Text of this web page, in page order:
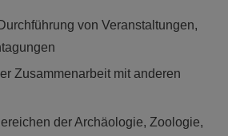
ist für jeden etwas dabei!
von Veranstaltungen,
Zusammenarbeit mit anderen
der Archäologie, Zoologie,